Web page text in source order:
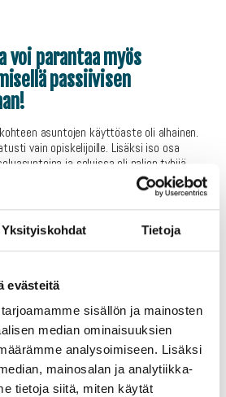
Yksityiskohdat Tietoja
evästeitä
sisällön ja mainosten
median ominaisuuksien
analysoimiseen. Lisäksi
mainosalan ja analytiikka-
tietoja siitä, miten käytät
parantaa myös
passiivisen
asuntojen käyttöaste oli alhainen.
vain opiskelijoille. Lisäksi iso osa
ja soluissa oli paljon tyhjiä
kohteen vuokrattavuutta
asukkaita asunnosta
vähemmän kiinnostavien soluasuntojen
asunnot ovat vetäneet
hetkessä n. 80 %:sta yli 90 %:n
kuuluu, että teemme asuntosijoittamisen
aktiivisen toiminnan
tarjoamaan valmiiksi vuokrattuja
ja todella positiivisilla näkymillä